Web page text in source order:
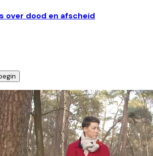
over dood en afscheid